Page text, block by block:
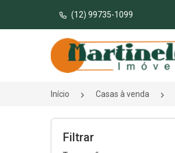
(12) 99735-1099
Página inicial
Início Casas à venda
Filtrar